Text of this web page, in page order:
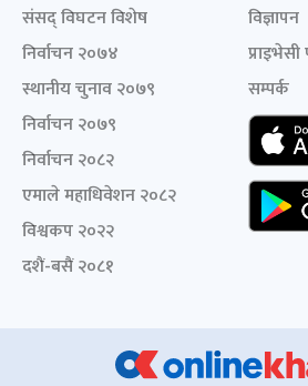
संसद् विघटन विशेष
निर्वाचन २०७४
स्थानीय चुनाव २०७९
निर्वाचन २०७९
निर्वाचन २०८२
एमाले महाधिवेशन २०८२
विश्वकप २०२२
दशैं-बसैं २०८१
विज्ञापन
सम्पर्क